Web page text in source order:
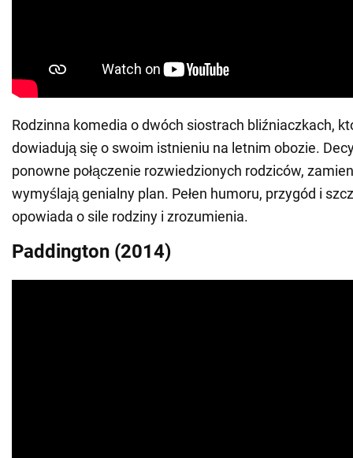
Rodzinna komedia o dwóch siostrach bliźniaczkach,
dowiadują się o swoim istnieniu na letnim obozie.
ponowne połączenie rozwiedzionych rodziców,
wymyślają genialny plan. Pełen humoru, przygód i
opowiada o sile rodziny i zrozumienia.
Paddington (2014)